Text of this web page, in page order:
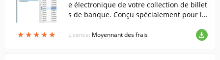
★★★★★
★★★★★
e électronique de votre collection de billet
s de banque. Conçu spécialement pour le
l'installation du programme, vous obtenez
un catalogue de billets de banque de l'UR
Licence: Moyennant des frais